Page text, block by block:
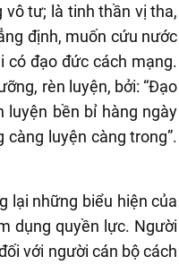
vô tư; là tinh thần vị tha,
định, muốn cứu nước
có đạo đức cách mạng.
rèn luyện, bởi: “Đạo
luyện bền bỉ hàng ngày
luyện càng trong”.
lại những biểu hiện của
dụng quyền lực. Người
với người cán bộ cách